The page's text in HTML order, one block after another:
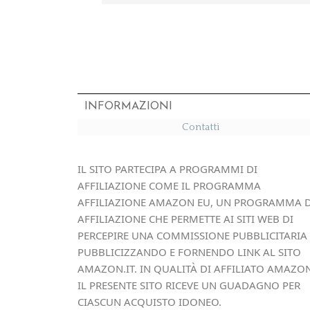
INFORMAZIONI
Contatti
IL SITO PARTECIPA A PROGRAMMI DI
AFFILIAZIONE COME IL PROGRAMMA
AFFILIAZIONE AMAZON EU, UN PROGRAMMA
AFFILIAZIONE CHE PERMETTE AI SITI WEB DI
PERCEPIRE UNA COMMISSIONE PUBBLICITARIA
PUBBLICIZZANDO E FORNENDO LINK AL SITO
AMAZON.IT. IN QUALITÀ DI AFFILIATO
IL PRESENTE SITO RICEVE UN GUADAGNO PER
CIASCUN ACQUISTO IDONEO.